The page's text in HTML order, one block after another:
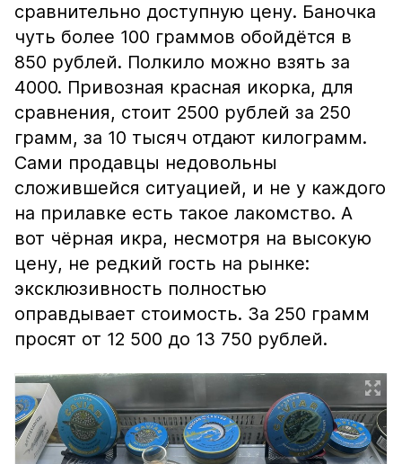
сравнительно доступную цену. Баночка
чуть более 100 граммов обойдётся в
850 рублей. Полкило можно взять за
4000. Привозная красная икорка, для
сравнения, стоит 2500 рублей за 250
грамм, за 10 тысяч отдают килограмм.
Сами продавцы недовольны
сложившейся ситуацией, и не у каждого
на прилавке есть такое лакомство. А
вот чёрная икра, несмотря на высокую
цену, не редкий гость на рынке:
эксклюзивность полностью
оправдывает стоимость. За 250 грамм
просят от 12 500 до 13 750 рублей.